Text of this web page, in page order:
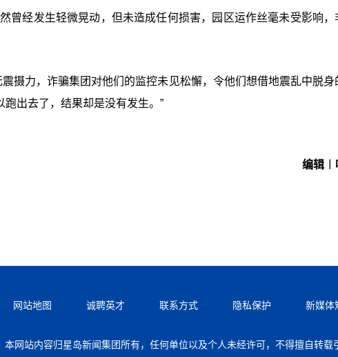
曾经发生轻微晃动，但未造成任何损害，园区运作丝毫未受影响，
摄力，诈骗集团对他们的监控未见松懈，令他们想借地震乱中脱身
出去了，结果却是没有发生。”
编辑︱
网站地图 诚聘英才 联系方式 隐私保护 新媒体
本网站内容归星岛新闻集团所有，任何单位以及个人未经许可，不得擅自转载